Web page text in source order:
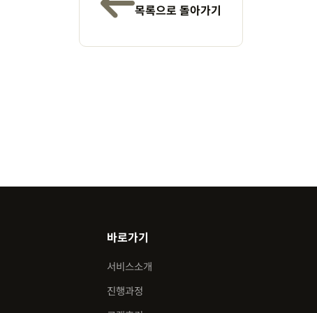
목록으로 돌아가기
바로가기
서비스소개
진행과정